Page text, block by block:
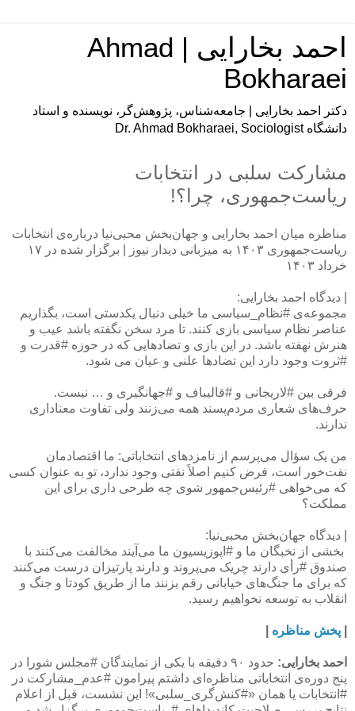
احمد بخارایی | Ahmad
Bokharaei
دکتر احمد بخارایی | جامعه‌شناس، پژوهش‌گر، نویسنده و استاد
دانشگاه Dr. Ahmad Bokharaei, Sociologist
مشارکت سلبی در انتخابات
ریاست‌جمهوری، چرا؟!
مناظره میان احمد بخارایی و جهان‌بخش محبی‌نیا درباره‌ی انتخابات
ریاست‌جمهوری ۱۴۰۳ به میزبانی دیدار نیوز | برگزار شده در ۱۷
خرداد ۱۴۰۳
| دیدگاه احمد بخارایی:
مجموعه‌ی #نظام_سیاسی ما خیلی دنبال یکدستی است، بگذاریم
عناصر نظام سیاسی بازی کنند. تا مرد سخن نگفته باشد عیب و
هنرش نهفته باشد. در این بازی و تضادهایی که در حوزه #قدرت و
#ثروت وجود دارد این تضادها علنی و عیان می شود.
فرقی بین #لاریجانی و #قالیباف و #جهانگیری و … نیست.
حرف‌های شعاری مردم‌پسند همه می‌زنند ولی تفاوت معناداری
ندارند.
من یک سؤال می‌پرسم از نامزدهای انتخاباتی: ما اقتصادمان
نفت‌خور است، فرض کنیم اصلاً نفتی وجود ندارد، تو به عنوان کسی
که می‌خواهی #رئیس‌جمهور شوی چه طرحی داری برای این
مملکت؟
| دیدگاه جهان‌بخش محبی‌نیا:
بخشی از نخبگان ما و #اپوزیسیون ما می‌آیند مخالفت می‌کنند با
صندوق #رأی دارند چریک می‌پروند و دارند پارتیزان درست می‌کنند
که برای ما جنگ‌های خیابانی رقم بزنند ما از طریق کودتا و جنگ و
انقلاب به توسعه نخواهیم رسید.
پخش مناظره
احمد بخارایی:
حدود ۹۰ دقیقه با یکی از نمایندگان #مجلس شورا در
پنج دوره‌ی انتخاباتی مناظره‌ای داشتم پیرامون #عدم_مشارکت در
#انتخابات یا همان «#کنش‌گری_سلبی»! این نشست، قبل از اعلام